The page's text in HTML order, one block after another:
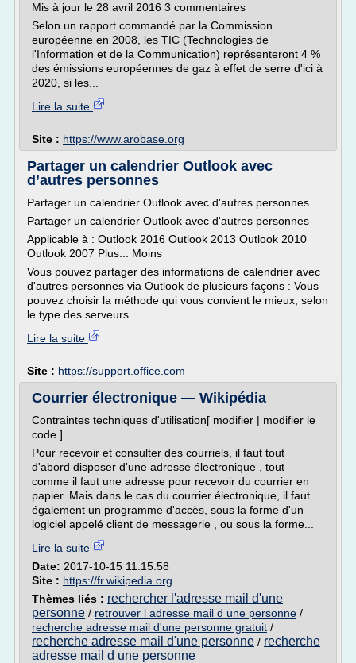
Mis à jour le 28 avril 2016 3 commentaires
Selon un rapport commandé par la Commission
européenne en 2008, les TIC (Technologies de
l'Information et de la Communication) représenteront 4 %
des émissions européennes de gaz à effet de serre d'ici à
2020, si les...
Lire la suite
Site : https://www.arobase.org
Partager un calendrier Outlook avec
d’autres personnes
Partager un calendrier Outlook avec d'autres personnes
Partager un calendrier Outlook avec d'autres personnes
Applicable à : Outlook 2016 Outlook 2013 Outlook 2010
Outlook 2007 Plus... Moins
Vous pouvez partager des informations de calendrier avec
d'autres personnes via Outlook de plusieurs façons : Vous
pouvez choisir la méthode qui vous convient le mieux, selon
le type des serveurs...
Lire la suite
Site : https://support.office.com
Courrier électronique — Wikipédia
Contraintes techniques d'utilisation[ modifier | modifier le
code ]
Pour recevoir et consulter des courriels, il faut tout
d'abord disposer d'une adresse électronique , tout
comme il faut une adresse pour recevoir du courrier en
papier. Mais dans le cas du courrier électronique, il faut
également un programme d'accès, sous la forme d'un
logiciel appelé client de messagerie , ou sous la forme...
Lire la suite
Date: 2017-10-15 11:15:58
Site : https://fr.wikipedia.org
Thèmes liés : rechercher l'adresse mail d'une
personne / retrouver l adresse mail d une personne /
recherche adresse mail d'une personne gratuit /
recherche adresse mail d'une personne / recherche
adresse mail d une personne